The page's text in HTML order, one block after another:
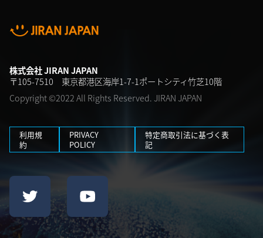
株式会社 JIRAN JAPAN
〒105-7510 東京都港区海岸1-7-1ポートシティ竹芝10階
Copyright ©2022 All Rights Reserved. JIRAN JAPAN
利用規
約
PRIVACY
POLICY
特定商取引法に基づく表
記